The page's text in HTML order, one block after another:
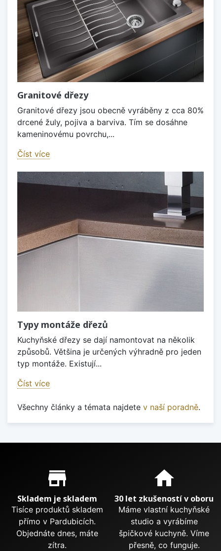
Granitové dřezy
Granitové dřezy jsou obecně vyráběny z cca 80%
drcené žuly, pojiva a barviva. Tím se dosáhne
kameninovému povrchu,...
Číst více
Typy montáže dřezů
Kuchyňské dřezy se dají namontovat na několik
způsobů. Většina je určených výhradně pro jeden
typ montáže. Existují...
Číst více
Všechny články a témata najdete v naší poradně.
Proč nakupovat u nás?
store_mall_directory
Skladem je skladem
Tisíce produktů skladem
přímo v Pardubicích.
Objednáte dnes, máte
zítra.
home
30 let zkušeností v oboru
Máme vlastní kuchyňské
studio a vyrábíme
špičkové kuchyně. Víme
přesně, co funguje.